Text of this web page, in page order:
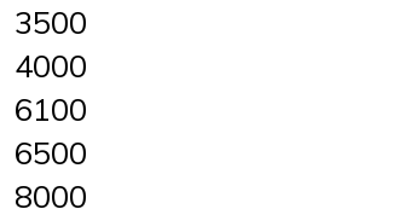
3500
4000
6100
6500
8000